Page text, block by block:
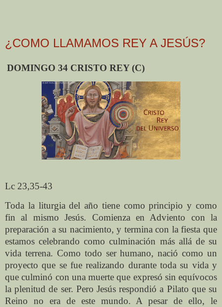
¿COMO LLAMAMOS REY A JESÚS?
DOMINGO 34 CRISTO REY (C)
Lc 23,35-43
Toda la liturgia del año tiene como principio y como
fin al mismo Jesús. Comienza en Adviento con la
preparación a su nacimiento, y termina con la fiesta que
estamos celebrando como culminación más allá de su
vida terrena. Como todo ser humano, nació como un
proyecto que se fue realizando durante toda su vida y
que culminó con una muerte que expresó sin equívocos
la plenitud de ser. Pero Jesús respondió a Pilato que su
Reino no era de este mundo. A pesar de ello, le